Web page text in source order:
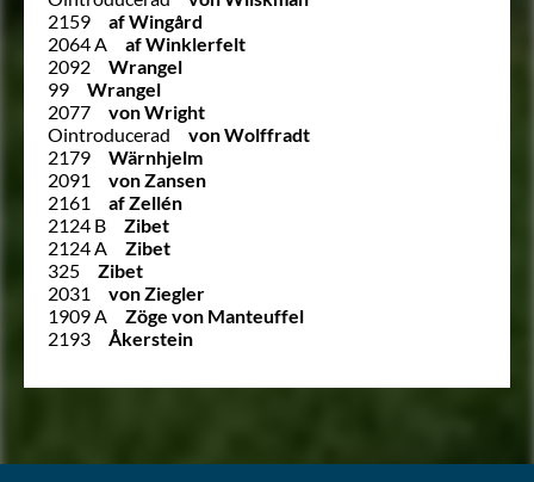
2159
af Wingård
2064 A
af Winklerfelt
2092
Wrangel
99
Wrangel
2077
von Wright
Ointroducerad
von Wolffradt
2179
Wärnhjelm
2091
von Zansen
2161
af Zellén
2124 B
Zibet
2124 A
Zibet
325
Zibet
2031
von Ziegler
1909 A
Zöge von Manteuffel
2193
Åkerstein